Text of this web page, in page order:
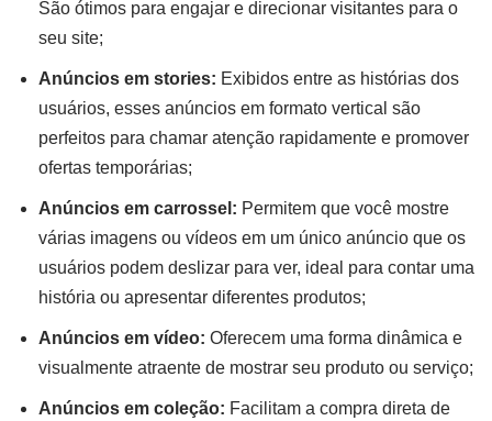
São ótimos para engajar e direcionar visitantes para o
seu site;
Anúncios em stories: Exibidos entre as histórias dos
usuários, esses anúncios em formato vertical são
perfeitos para chamar atenção rapidamente e promover
ofertas temporárias;
Anúncios em carrossel: Permitem que você mostre
várias imagens ou vídeos em um único anúncio que os
usuários podem deslizar para ver, ideal para contar uma
história ou apresentar diferentes produtos;
Anúncios em vídeo: Oferecem uma forma dinâmica e
visualmente atraente de mostrar seu produto ou serviço;
Anúncios em coleção: Facilitam a compra direta de